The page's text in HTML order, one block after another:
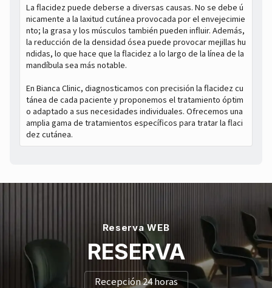
La flacidez puede deberse a diversas causas. No se debe ú
nicamente a la laxitud cutánea provocada por el envejecimie
nto; la grasa y los músculos también pueden influir. Además,
la reducción de la densidad ósea puede provocar mejillas hu
ndidas, lo que hace que la flacidez a lo largo de la línea de la
mandíbula sea más notable.
En Bianca Clinic, diagnosticamos con precisión la flacidez cu
tánea de cada paciente y proponemos el tratamiento óptim
o adaptado a sus necesidades individuales. Ofrecemos una
amplia gama de tratamientos específicos para tratar la flaci
dez cutánea.
Reserva WEB
RESERVA
Recepción 24 horas